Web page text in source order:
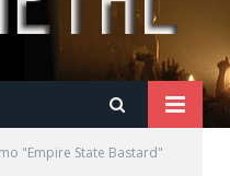
"Empire State Bastard"